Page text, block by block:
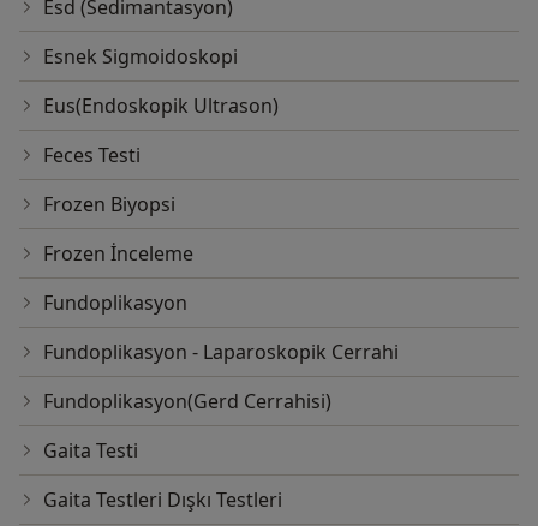
Esd (Sedimantasyon)
Esnek Sigmoidoskopi
Eus(Endoskopik Ultrason)
Feces Testi
Frozen Biyopsi
Frozen İnceleme
Fundoplikasyon
Fundoplikasyon - Laparoskopik Cerrahi
Fundoplikasyon(Gerd Cerrahisi)
Gaita Testi
Gaita Testleri Dışkı Testleri